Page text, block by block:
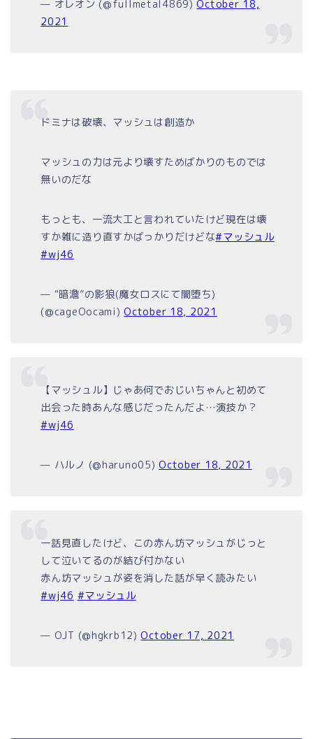
— オレオン (@fullmetal4869)October 18,
2021
ドミナは破壊、マッシュは創造か
マッシュの力は元より壊すためばかりのものでは
無いのだな
もっとも、一流大工と言われていたけど現在は壊
すか雑に造り直すかばっかりだけどな#マッシュル
#wj46
— “暗澹”の影狼(魔女ロスにて闇堕ち)
(@cageOocami)October 18, 2021
【マッシュル】じゃあ何でおじいちゃんと初めて
出会った時あんな感じだったんだよ…演技か？
#wj46
— ハルノ (@haruno05)October 18, 2021
一話見直したけど、この赤ん坊マッシュがじっと
して泣いてるのが結び付かない
赤ん坊マッシュが姿を消した話が早く読みたい
#wj46 #マッシュル
— OJT (@hgkrb12)October 17, 2021